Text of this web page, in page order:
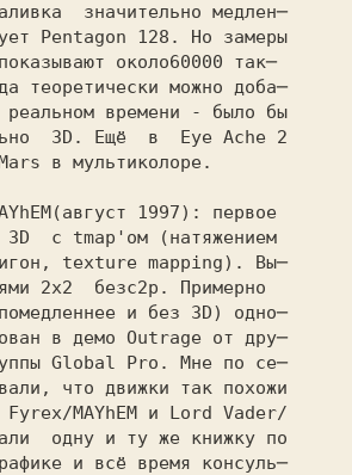
значительно медлен─
Pentagon 128. Но замеры
около
теоретически можно доба─
реальном времени - было бы
3D. Ещё  в  Eye Ache 2
3D  с
texture mapping). Вы─
2x2  без
и без 3D) одно─
в демо Outrage от дру─
Global Pro. Мне по се─
что движки так похожи
MAYhEM и Lord Vader/
одну и ту же книжку по
и всё время консуль─